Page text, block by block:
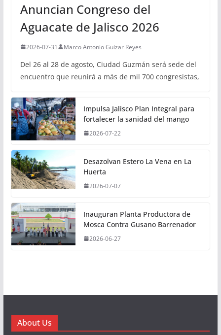
Anuncian Congreso del
Aguacate de Jalisco 2026
2026-07-31 Marco Antonio Guizar Reyes
Del 26 al 28 de agosto, Ciudad Guzmán será sede del
encuentro que reunirá a más de mil 700 congresistas,
Impulsa Jalisco Plan Integral para
fortalecer la sanidad del mango
2026-07-22
Desazolvan Estero La Vena en La
Huerta
2026-07-07
Inauguran Planta Productora de
Mosca Contra Gusano Barrenador
2026-06-27
About Us